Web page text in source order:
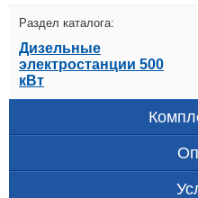
Раздел каталога:
Дизельные
электростанции 500
кВт